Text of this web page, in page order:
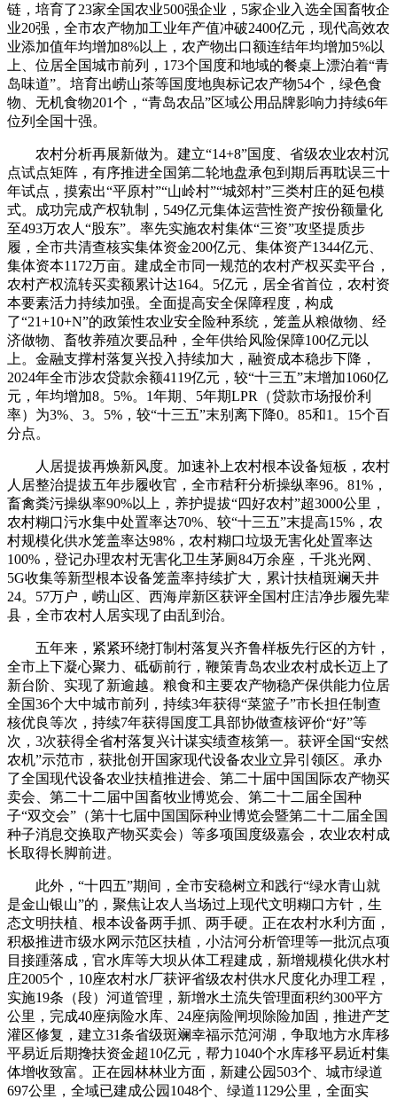
链，培育了23家全国农业500强企业，5家企业入选全国畜牧企
业20强，全市农产物加工业年产值冲破2400亿元，现代高效农
业添加值年均增加8%以上，农产物出口额连结年均增加5%以
上、位居全国城市前列，173个国度和地域的餐桌上漂泊着“青
岛味道”。培育出崂山茶等国度地舆标记农产物54个，绿色食
物、无机食物201个，“青岛农品”区域公用品牌影响力持续6年
位列全国十强。
农村分析再展新做为。建立“14+8”国度、省级农业农村沉
点试点矩阵，有序推进全国第二轮地盘承包到期后再耽误三十
年试点，摸索出“平原村”“山岭村”“城郊村”三类村庄的延包模
式。成功完成产权轨制，549亿元集体运营性资产按份额量化
至493万农人“股东”。率先实施农村集体“三资”攻坚提质步
履，全市共清查核实集体资金200亿元、集体资产1344亿元、
集体资本1172万亩。建成全市同一规范的农村产权买卖平台，
农村产权流转买卖额累计达164。5亿元，居全省首位，农村资
本要素活力持续加强。全面提高安全保障程度，构成
了“21+10+N”的政策性农业安全险种系统，笼盖从粮做物、经
济做物、畜牧养殖次要品种，全年供给风险保障100亿元以
上。金融支撑村落复兴投入持续加大，融资成本稳步下降，
2024年全市涉农贷款余额4119亿元，较“十三五”末增加1060亿
元，年均增加8。5%。1年期、5年期LPR（贷款市场报价利
率）为3%、3。5%，较“十三五”末别离下降0。85和1。15个百
分点。
人居提拔再焕新风度。加速补上农村根本设备短板，农村
人居整治提拔五年步履收官，全市秸秆分析操纵率96。81%，
畜禽粪污操纵率90%以上，养护提拔“四好农村”超3000公里，
农村糊口污水集中处置率达70%、较“十三五”末提高15%，农
村规模化供水笼盖率达98%，农村糊口垃圾无害化处置率达
100%，登记办理农村无害化卫生茅厕84万余座，千兆光网、
5G收集等新型根本设备笼盖率持续扩大，累计扶植斑斓天井
24。57万户，崂山区、西海岸新区获评全国村庄洁净步履先辈
县，全市农村人居实现了由乱到治。
五年来，紧紧环绕打制村落复兴齐鲁样板先行区的方针，
全市上下凝心聚力、砥砺前行，鞭策青岛农业农村成长迈上了
新台阶、实现了新逾越。粮食和主要农产物稳产保供能力位居
全国36个大中城市前列，持续3年获得“菜篮子”市长担任制查
核优良等次，持续7年获得国度工具部协做查核评价“好”等
次，3次获得全省村落复兴计谋实绩查核第一。获评全国“安然
农机”示范市，获批创开国家现代设备农业立异引领区。承办
了全国现代设备农业扶植推进会、第二十届中国国际农产物买
卖会、第二十二届中国畜牧业博览会、第二十二届全国种
子“双交会”（第十七届中国国际种业博览会暨第二十二届全国
种子消息交换取产物买卖会）等多项国度级嘉会，农业农村成
长取得长脚前进。
此外，“十四五”期间，全市安稳树立和践行“绿水青山就
是金山银山”的，聚焦让农人当场过上现代文明糊口方针，生
态文明扶植、根本设备两手抓、两手硬。正在农村水利方面，
积极推进市级水网示范区扶植，小沽河分析管理等一批沉点项
目接踵落成，官水库等大坝从体工程建成，新增规模化供水村
庄2005个，10座农村水厂获评省级农村供水尺度化办理工程，
实施19条（段）河道管理，新增水土流失管理面积约300平方
公里，完成40座病险水库、24座病险闸坝除险加固，推进产芝
灌区修复，建立31条省级斑斓幸福示范河湖，争取地方水库移
平易近后期搀扶资金超10亿元，帮力1040个水库移平易近村集
体增收致富。正在园林林业方面，新建公园503个、城市绿道
697公里，全域已建成公园1048个、绿道1129公里，全面实